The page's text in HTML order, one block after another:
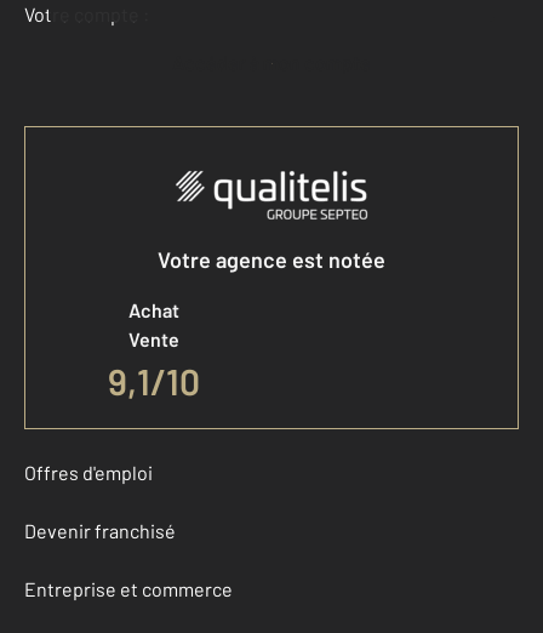
Votre compte :
Accéder à mon compte
Votre agence est notée
Achat
Vente
9,1/10
Offres d'emploi
Devenir franchisé
Entreprise et commerce